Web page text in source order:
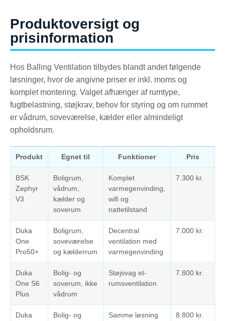
Produktoversigt og
prisinformation
Hos Balling Ventilation tilbydes blandt andet følgende
løsninger, hvor de angivne priser er inkl. moms og
komplet montering. Valget afhænger af rumtype,
fugtbelastning, støjkrav, behov for styring og om rummet
er vådrum, soveværelse, kælder eller almindeligt
opholdsrum.
Produkt Egnet til Funktioner Pris
BSK
Zephyr
V3
Boligrum,
vådrum,
kælder og
soverum
Komplet
varmegenvinding,
wifi og
nattetilstand
7.300 kr.
Duka
One
Pro50+
Boligrum,
soveværelse
og kælderrum
Decentral
ventilation med
varmegenvinding
7.000 kr.
Duka
One S6
Plus
Bolig- og
soverum, ikke
vådrum
Støjsvag et-
rumsventilation
7.800 kr.
Duka
Bolig- og
Samme løsning
8.800 kr.